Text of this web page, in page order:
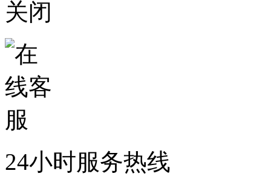
关闭
24小时服务热线